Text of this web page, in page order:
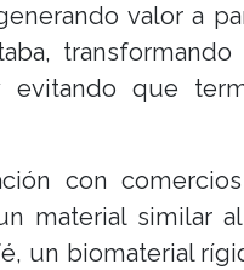
valor a
transformando
que
con
material similar
un biomaterial